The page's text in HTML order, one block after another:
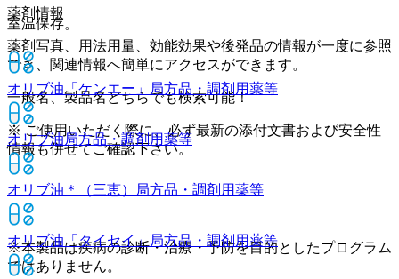
室温保存。
オリブ油「ケンエー」 局方品・調剤用薬等
オリブ油局方品・調剤用薬等
オリブ油＊（三恵） 局方品・調剤用薬等
オリブ油「タイセイ」局方品・調剤用薬等
薬剤情報
薬剤写真、用法用量、効能効果や後発品の情報が一度に参照
でき、関連情報へ簡単にアクセスができます。
一般名、製品名どちらでも検索可能！
※ ご使用いただく際に、必ず最新の添付文書および安全性
情報も併せてご確認下さい。
※本製品は疾病の診断・治療・予防を目的としたプログラム
ではありません。